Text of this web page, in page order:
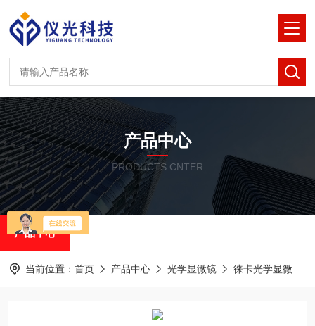
产品中心
PRODUCTS CNTER
产品中心
当前位置： 首页 产品中心 光学显微镜 徕卡光学显微镜